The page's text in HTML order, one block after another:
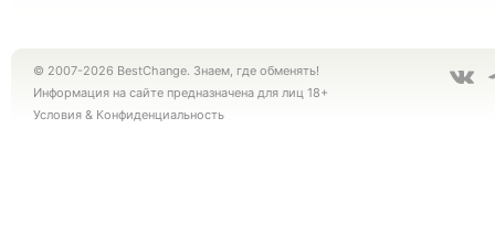
© 2007-2026 BestChange. Знаем, где обменять!
Информация на сайте предназначена для лиц 18+
Условия & Конфиденциальность